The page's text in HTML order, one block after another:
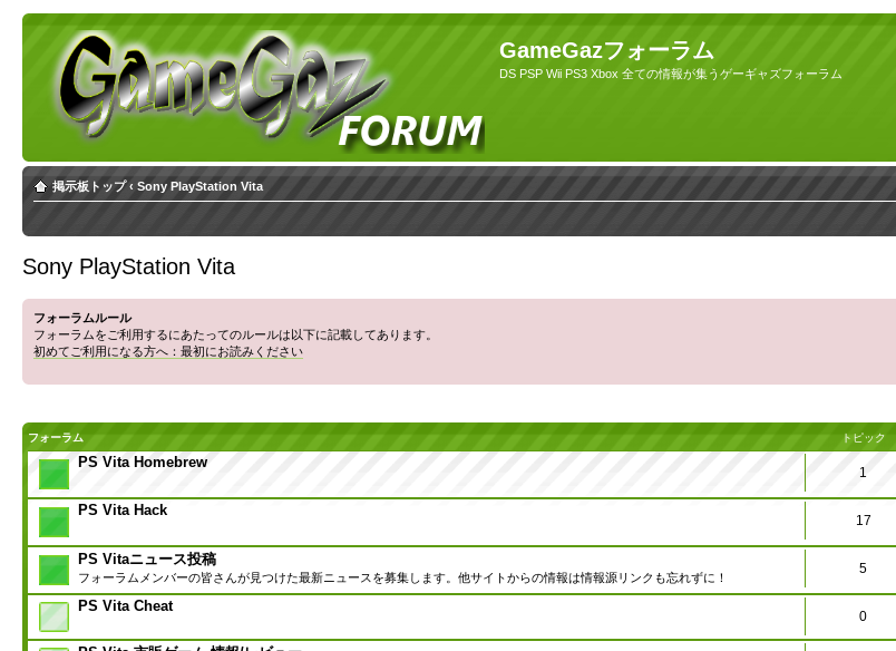
GameGazフォーラム
DS PSP Wii PS3 Xbox 全ての情報が集うゲーギャズフォーラム
掲示板トップ ‹ Sony PlayStation Vita
Sony PlayStation Vita
フォーラムルール
フォーラムをご利用するにあたってのルールは以下に記載してあります。
初めてご利用になる方へ：最初にお読みください
フォーラム トピック
PS Vita Homebrew
1
PS Vita Hack
17
PS Vitaニュース投稿
フォーラムメンバーの皆さんが見つけた最新ニュースを募集します。他サイトからの情報は情報源リンクも忘れずに！
5
PS Vita Cheat
0